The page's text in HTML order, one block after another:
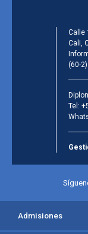
Calle
Cali,
(60-
Tel:
Admisiones